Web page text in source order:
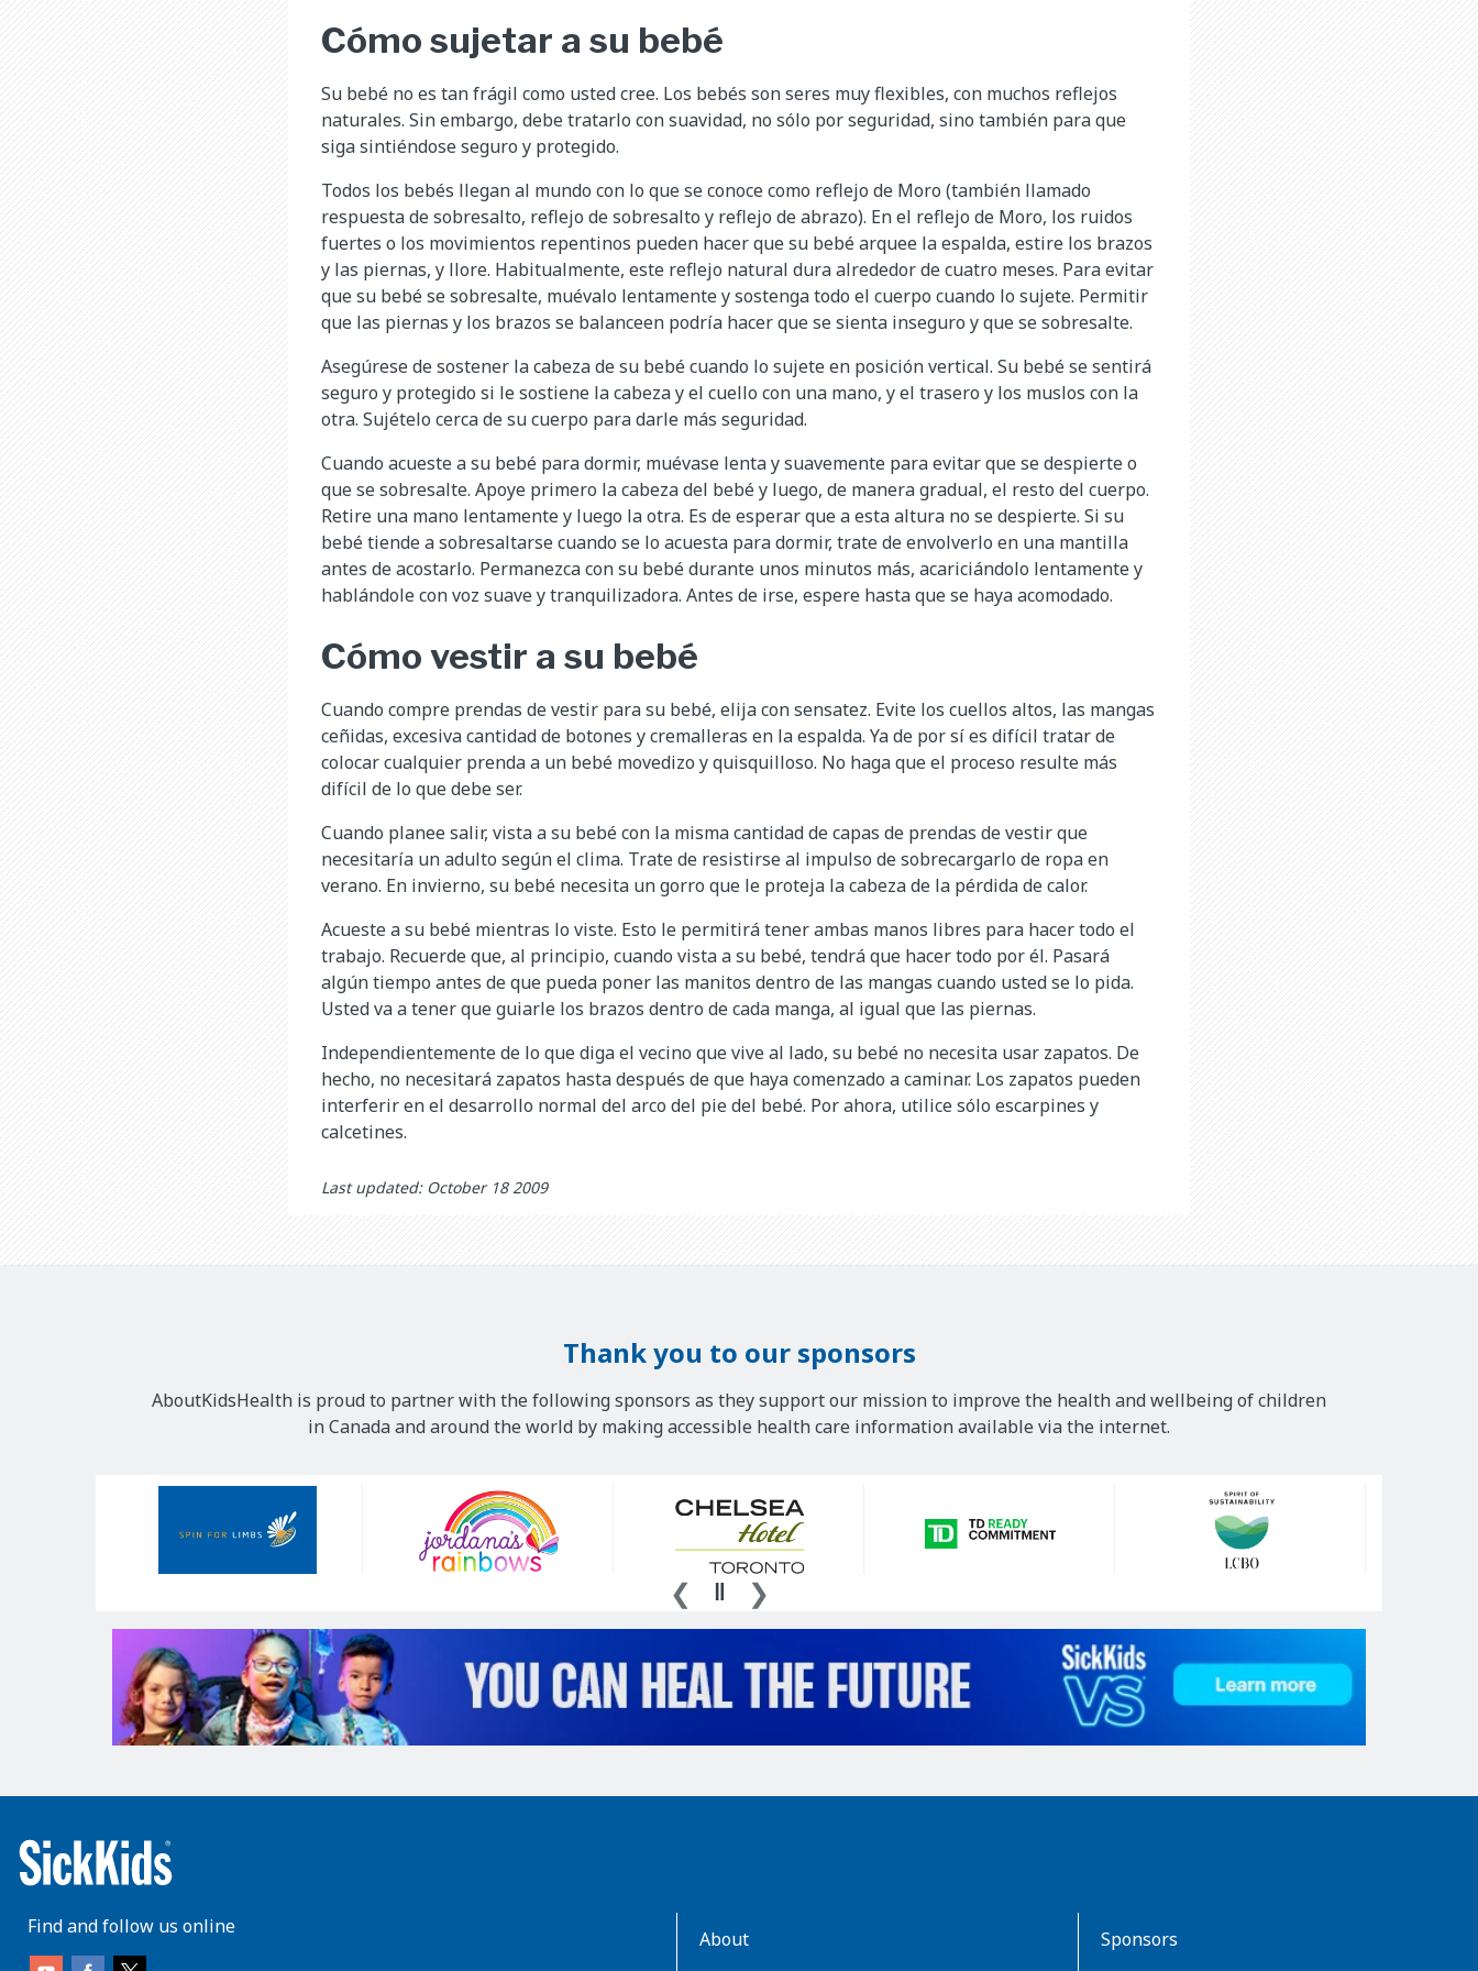
Cómo sujetar a su bebé
Su bebé no es tan frágil como usted cree. Los bebés son seres muy flexibles, con muchos reflejos
naturales. Sin embargo, debe tratarlo con suavidad, no sólo por seguridad, sino también para que
siga sintiéndose seguro y protegido.
Todos los bebés llegan al mundo con lo que se conoce como reflejo de Moro (también llamado
respuesta de sobresalto, reflejo de sobresalto y reflejo de abrazo). En el reflejo de Moro, los ruidos
fuertes o los movimientos repentinos pueden hacer que su bebé arquee la espalda, estire los brazos
y las piernas, y llore. Habitualmente, este reflejo natural dura alrededor de cuatro meses. Para evitar
que su bebé se sobresalte, muévalo lentamente y sostenga todo el cuerpo cuando lo sujete. Permitir
que las piernas y los brazos se balanceen podría hacer que se sienta inseguro y que se sobresalte.
Asegúrese de sostener la cabeza de su bebé cuando lo sujete en posición vertical. Su bebé se sentirá
seguro y protegido si le sostiene la cabeza y el cuello con una mano, y el trasero y los muslos con la
otra. Sujételo cerca de su cuerpo para darle más seguridad.
Cuando acueste a su bebé para dormir, muévase lenta y suavemente para evitar que se despierte o
que se sobresalte. Apoye primero la cabeza del bebé y luego, de manera gradual, el resto del cuerpo.
Retire una mano lentamente y luego la otra. Es de esperar que a esta altura no se despierte. Si su
bebé tiende a sobresaltarse cuando se lo acuesta para dormir, trate de envolverlo en una mantilla
antes de acostarlo. Permanezca con su bebé durante unos minutos más, acariciándolo lentamente y
hablándole con voz suave y tranquilizadora. Antes de irse, espere hasta que se haya acomodado.
Cómo vestir a su bebé
Cuando compre prendas de vestir para su bebé, elija con sensatez. Evite los cuellos altos, las mangas
ceñidas, excesiva cantidad de botones y cremalleras en la espalda. Ya de por sí es difícil tratar de
colocar cualquier prenda a un bebé movedizo y quisquilloso. No haga que el proceso resulte más
difícil de lo que debe ser.
Cuando planee salir, vista a su bebé con la misma cantidad de capas de prendas de vestir que
necesitaría un adulto según el clima. Trate de resistirse al impulso de sobrecargarlo de ropa en
verano. En invierno, su bebé necesita un gorro que le proteja la cabeza de la pérdida de calor.
Acueste a su bebé mientras lo viste. Esto le permitirá tener ambas manos libres para hacer todo el
trabajo. Recuerde que, al principio, cuando vista a su bebé, tendrá que hacer todo por él. Pasará
algún tiempo antes de que pueda poner las manitos dentro de las mangas cuando usted se lo pida.
Usted va a tener que guiarle los brazos dentro de cada manga, al igual que las piernas.
Independientemente de lo que diga el vecino que vive al lado, su bebé no necesita usar zapatos. De
hecho, no necesitará zapatos hasta después de que haya comenzado a caminar. Los zapatos pueden
interferir en el desarrollo normal del arco del pie del bebé. Por ahora, utilice sólo escarpines y
calcetines.
Last updated: October 18 2009
Thank you to our sponsors
AboutKidsHealth is proud to partner with the following sponsors as they support our mission to improve the health and wellbeing of children
in Canada and around the world by making accessible health care information available via the internet.
Find and follow us online
About Sponsors